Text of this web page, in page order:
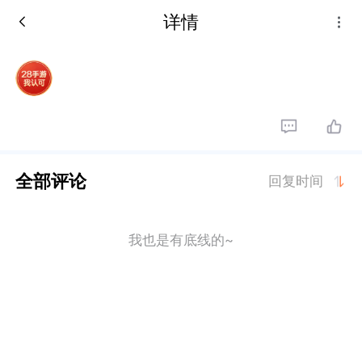
详情
全部评论 回复时间
我也是有底线的~